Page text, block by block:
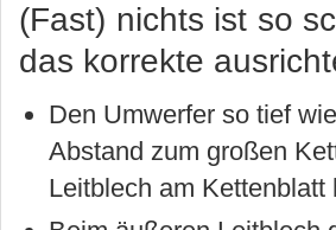
(Fast) nichts ist so
das korrekte
Den Umwerfer so tief
Abstand zum großen
Leitblech am Kettenblatt